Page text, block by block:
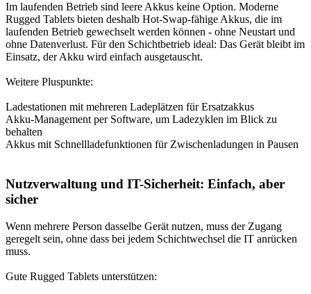
Im laufenden Betrieb sind leere Akkus keine Option. Moderne
Rugged Tablets bieten deshalb Hot-Swap-fähige Akkus, die im
laufenden Betrieb gewechselt werden können - ohne Neustart und
ohne Datenverlust. Für den Schichtbetrieb ideal: Das Gerät bleibt im
Einsatz, der Akku wird einfach ausgetauscht.
Weitere Pluspunkte:
Ladestationen mit mehreren Ladeplätzen für Ersatzakkus
Akku-Management per Software, um Ladezyklen im Blick zu
behalten
Akkus mit Schnellladefunktionen für Zwischenladungen in Pausen
Nutzverwaltung und IT-Sicherheit: Einfach, aber
sicher
Wenn mehrere Person dasselbe Gerät nutzen, muss der Zugang
geregelt sein, ohne dass bei jedem Schichtwechsel die IT anrücken
muss.
Gute Rugged Tablets unterstützen: